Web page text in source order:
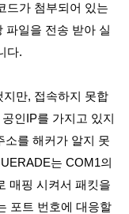
드가 첨부되어 있는
파일을 전송 받아 실
다.
만, 접속하지 못합
인IP를 가지고 있지
소를 해커가 알지 못
는 COM1의
매핑 시켜서 패킷을
포트 번호에 대응할